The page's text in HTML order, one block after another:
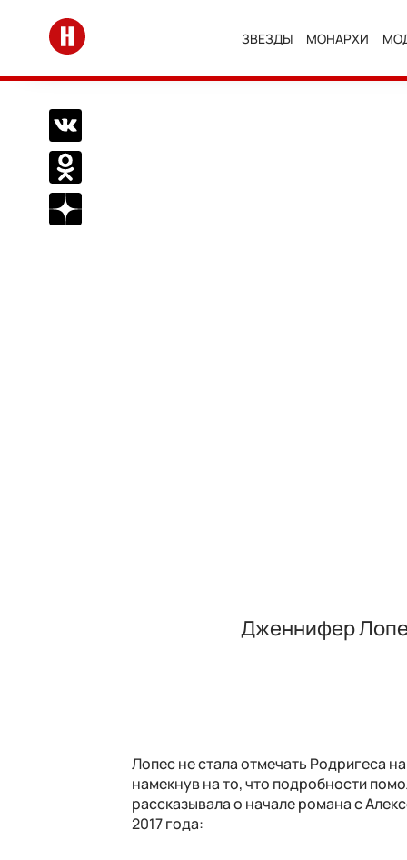
Перейти на главную
ЗВЕЗДЫ МОНАРХИ
Поделиться Вконтакте
Поделиться в Одноклассниках
Подписаться на нас в Дзен
Дженнифер
Лопес не стала отмечать Родригеса
намекнув на то, что подробности
рассказывала о начале романа с
2017 года: